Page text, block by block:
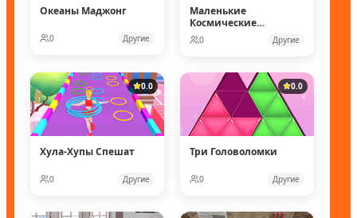
Океаны Маджонг
0 Другие
Маленькие
Космические
рейнджеры
0 Другие
0.0
Хула-Хупы Спешат
0 Другие
0.0
Три Головоломки
0 Другие